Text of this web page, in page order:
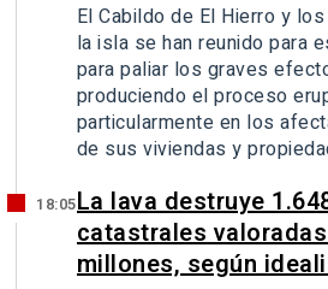
El Cabildo de El Hierro y
la isla se han reunido para
para paliar los graves
produciendo el proceso
particularmente en los
de sus viviendas y
18:05La lava destruye
catastrales
millones, según